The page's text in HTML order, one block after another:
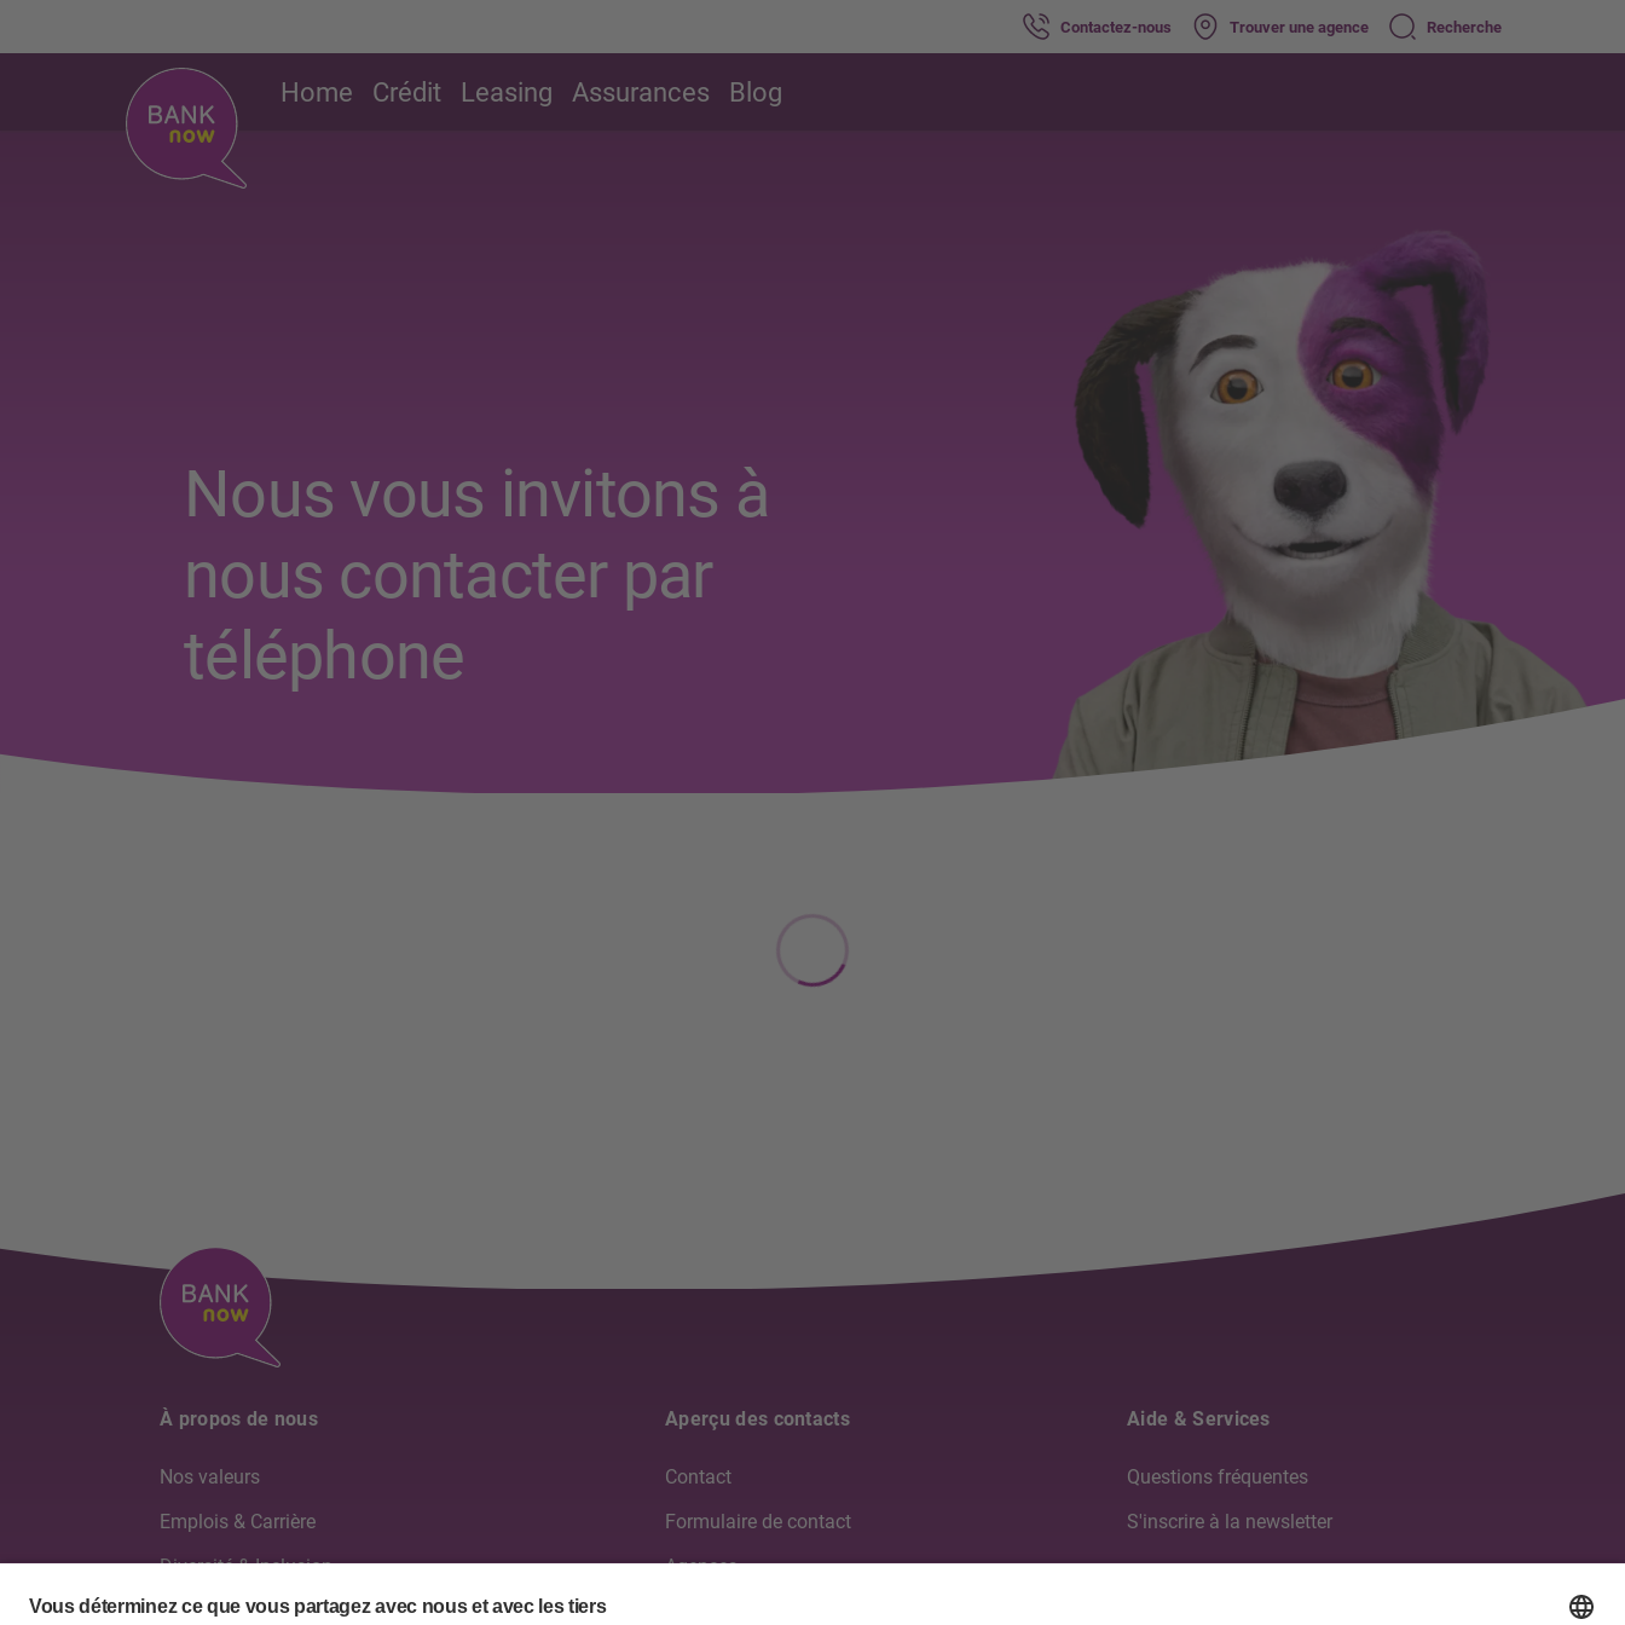
Contactez-nous Trouver une agence Recherche
Home Crédit Leasing Assurances Blog
Nous vous invitons à
nous contacter par
téléphone
À propos de nous
Nos valeurs
Emplois & Carrière
Diversité & Inclusion
Conseil d'administration & Direction générale
Aperçu des contacts
Contact
Formulaire de contact
Agences
Aide & Services
Questions fréquentes
S'inscrire à la newsletter